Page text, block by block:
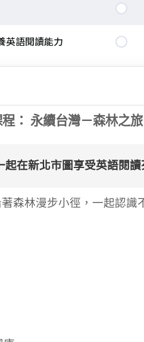
程： 永續台灣－森林之旅
在新北市圖享受英語閱讀
森林漫步小徑，一起認識